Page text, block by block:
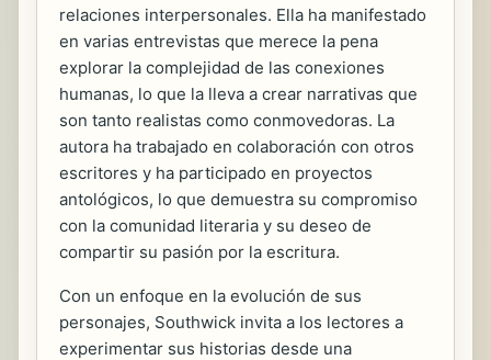
relaciones interpersonales. Ella ha manifestado
en varias entrevistas que merece la pena
explorar la complejidad de las conexiones
humanas, lo que la lleva a crear narrativas que
son tanto realistas como conmovedoras. La
autora ha trabajado en colaboración con otros
escritores y ha participado en proyectos
antológicos, lo que demuestra su compromiso
con la comunidad literaria y su deseo de
compartir su pasión por la escritura.
Con un enfoque en la evolución de sus
personajes, Southwick invita a los lectores a
experimentar sus historias desde una